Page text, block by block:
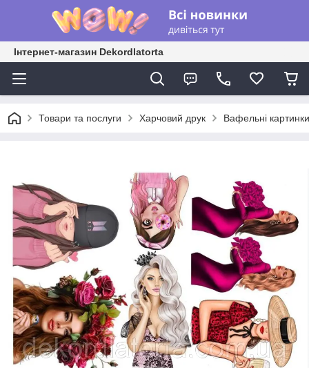
Інтернет-магазин Dekordlatorta
Товари та послуги Харчовий друк Вафельні картинки